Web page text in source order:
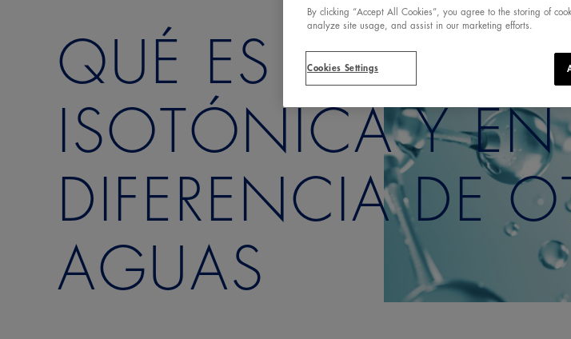
QUÉ ES EL AGUA
ISOTÓNICA Y EN
DIFERENCIA DE
AGUAS
By clicking “Accept All Cookies”, you agree to the storing of
analyze site usage, and assist in our marketing efforts.
Cookies Settings